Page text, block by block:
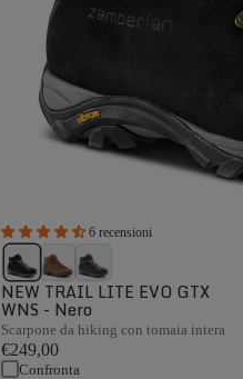
6 recensioni
NEW TRAIL LITE EVO GTX
WNS - Nero
Scarpone da hiking con tomaia intera
€249,00
Confronta